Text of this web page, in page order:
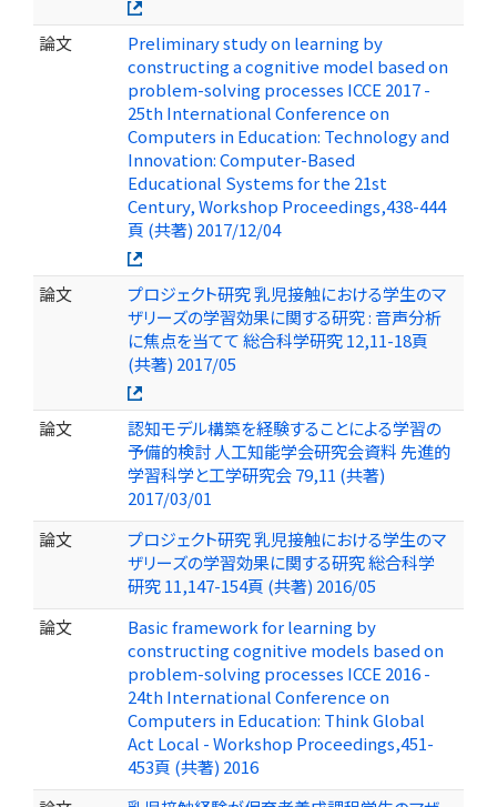
論文
Preliminary study on learning by
constructing a cognitive model based on
problem-solving processes ICCE 2017 -
25th International Conference on
Computers in Education: Technology and
Innovation: Computer-Based
Educational Systems for the 21st
Century, Workshop Proceedings,438-444
頁 (共著) 2017/12/04
論文
プロジェクト研究 乳児接触における学生のマ
ザリーズの学習効果に関する研究 : 音声分析
に焦点を当てて 総合科学研究 12,11-18頁
(共著) 2017/05
論文
認知モデル構築を経験することによる学習の
予備的検討 人工知能学会研究会資料 先進的
学習科学と工学研究会 79,11 (共著)
2017/03/01
論文
プロジェクト研究 乳児接触における学生のマ
ザリーズの学習効果に関する研究 総合科学
研究 11,147-154頁 (共著) 2016/05
論文
Basic framework for learning by
constructing cognitive models based on
problem-solving processes ICCE 2016 -
24th International Conference on
Computers in Education: Think Global
Act Local - Workshop Proceedings,451-
453頁 (共著) 2016